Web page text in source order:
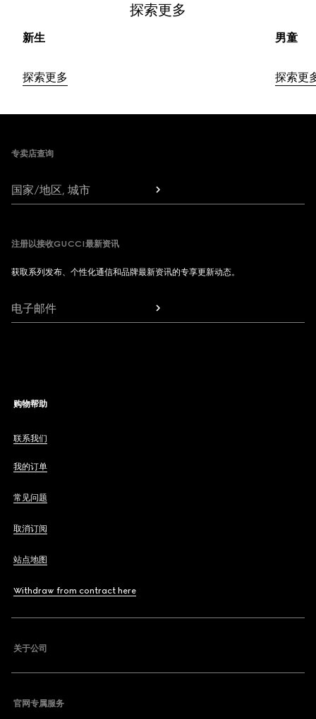
探索更多
新生
探索更多
男童
探索更
专卖店查询
国家/地区, 城市
注册以接收GUCCI最新资讯
获取系列发布、个性化通信和品牌最新资讯的专享更新动态。
电子邮件
购物帮助
联系我们
我的订单
常见问题
取消订阅
站点地图
Withdraw from contract here
关于公司
官网专属服务